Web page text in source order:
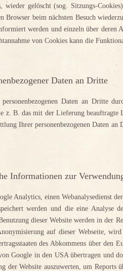
wieder gelöscht (sog. Sitzungs-
Browser beim nächsten Besuch
werden und einzeln über deren
von Cookies kann die
Daten an Dritte
Daten an Dritte
z. B. das mit der Lieferung
Ihrer personenbezogenen Daten
Informationen zur
Analytics, einen Webanalysedienst
werden und die eine Analyse
dieser Website werden in der
auf dieser Webseite,
des Abkommens über
Google in den USA übertragen und
der Website auszuwerten, um Reports